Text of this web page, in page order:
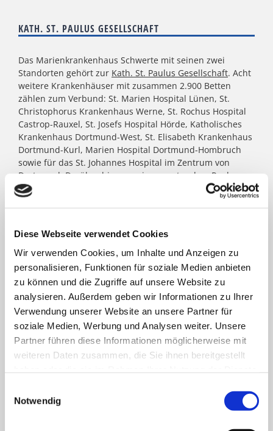
Diese Webseite verwendet Cookies
Wir verwenden Cookies, um Inhalte und Anzeigen zu
personalisieren, Funktionen für soziale Medien anbieten
zu können und die Zugriffe auf unsere Website zu
analysieren. Außerdem geben wir Informationen zu Ihrer
Verwendung unserer Website an unsere Partner für
soziale Medien, Werbung und Analysen weiter. Unsere
Partner führen diese Informationen möglicherweise mit
weiteren Daten zusammen, die Sie ihnen bereitgestellt
Notwendig
KATH. ST. PAULUS GESELLSCHAFT
Das Marienkrankenhaus Schwerte mit seinen zwei
Standorten gehört zur Kath. St. Paulus Gesellschaft. Acht
weitere Krankenhäuser mit zusammen 2.900 Betten
zählen zum Verbund: St. Marien Hospital Lünen, St.
Christophorus Krankenhaus Werne, St. Rochus Hospital
Castrop-Rauxel, St. Josefs Hospital Hörde, Katholisches
Krankenhaus Dortmund-West, St. Elisabeth Krankenhaus
Dortmund-Kurl, Marien Hospital Dortmund-Hombruch
sowie für das St. Johannes Hospital im Zentrum von
Dortmund. Darüber hinaus agieren unter dem Paulus-
Dach Altenheime und eine Jugendhilfe-Einrichtung. Die
Kath. St. Paulus Gesellschaft zählt zu den größten
anvertrauten Patient:innen, Bewohner:innen, Kinder und
Jugendlichen.
FACHBEREICHE
Klinik für Allgemein-, Viszeral- und minimal-
invasive Chirurgie
Klinik für Innere Medizin Goethestraße